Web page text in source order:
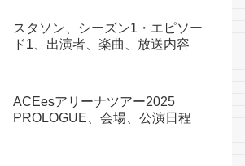
スタソン、シーズン1・エピソー
ド1、出演者、楽曲、放送内容
ACEesアリーナツアー2025
PROLOGUE、会場、公演日程